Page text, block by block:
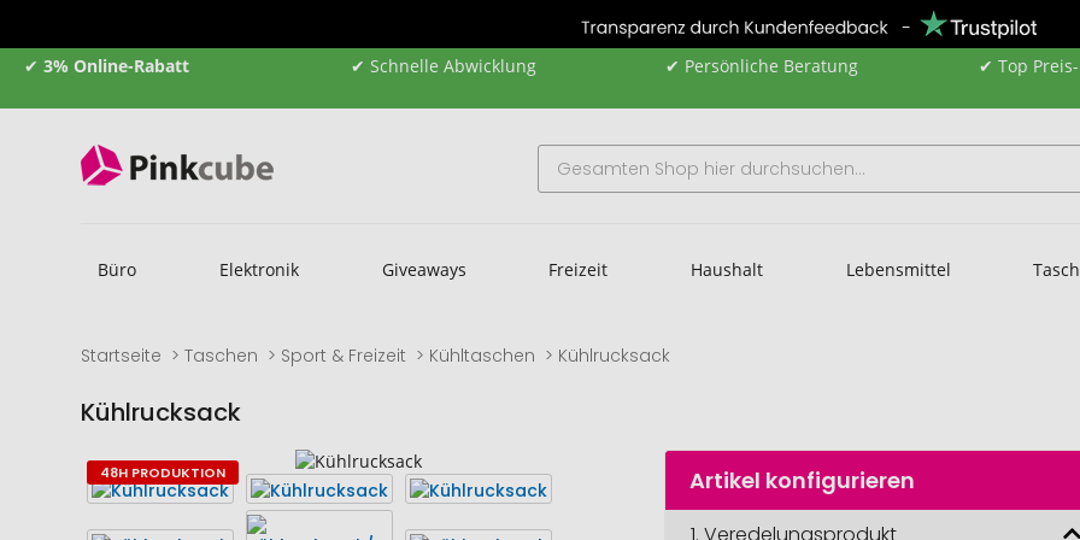
✔ 3% Online-Rabatt ✔ Schnelle Abwicklung ✔ Persönliche Beratung ✔ Top
Büro Elektronik Giveaways Freizeit Haushalt Lebensmittel
Startseite Taschen Sport & Freizeit Kühltaschen Kühlrucksack
Kühlrucksack
Zum
Ende
der
Bildgalerie
Zum
Anfang
der
Bildgalerie
48H PRODUKTION Artikel konfigurieren